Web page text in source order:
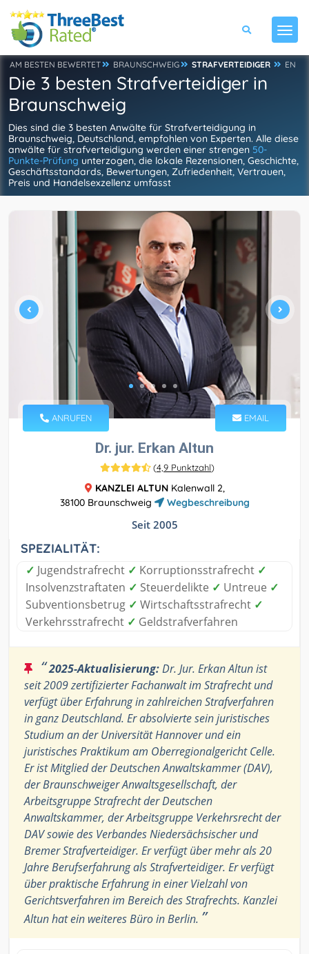
AM BESTEN BEWERTET BRAUNSCHWEIG STRAFVERTEIDIGER EN
Die 3 besten Strafverteidiger in
Braunschweig
Dies sind die 3 besten Anwälte für Strafverteidigung in
Braunschweig, Deutschland, empfohlen von Experten. Alle diese
anwälte für strafverteidigung werden einer strengen 50-
Punkte-Prüfung unterzogen, die lokale Rezensionen, Geschichte,
Geschäftsstandards, Bewertungen, Zufriedenheit, Vertrauen,
Preis und Handelsexzellenz umfasst
ANRUFEN EMAIL
Dr. jur. Erkan Altun
(4,9 Punktzahl)
KANZLEI ALTUN Kalenwall 2,
38100 Braunschweig
Wegbeschreibung
Seit 2005
SPEZIALITÄT:
✓ Jugendstrafrecht ✓ Korruptionsstrafrecht ✓
Insolvenzstraftaten ✓ Steuerdelikte ✓ Untreue ✓
Subventionsbetrug ✓ Wirtschaftsstrafrecht ✓
Verkehrsstrafrecht ✓ Geldstrafverfahren
“2025-Aktualisierung:Dr. Jur. Erkan Altun ist
seit 2009 zertifizierter Fachanwalt im Strafrecht und
verfügt über Erfahrung in zahlreichen Strafverfahren
in ganz Deutschland. Er absolvierte sein juristisches
Studium an der Universität Hannover und ein
juristisches Praktikum am Oberregionalgericht Celle.
Er ist Mitglied der Deutschen Anwaltskammer (DAV),
der Braunschweiger Anwaltsgesellschaft, der
Arbeitsgruppe Strafrecht der Deutschen
Anwaltskammer, der Arbeitsgruppe Verkehrsrecht der
DAV sowie des Verbandes Niedersächsischer und
Bremer Strafverteidiger. Er verfügt über mehr als 20
Jahre Berufserfahrung als Strafverteidiger. Er verfügt
über praktische Erfahrung in einer Vielzahl von
Gerichtsverfahren im Bereich des Strafrechts. Kanzlei
Altun hat ein weiteres Büro in Berlin. ”